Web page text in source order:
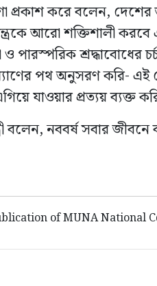
প্রকাশ করে বলেন, দেশের
আরো শক্তিশালী
ও পারস্পরিক শ্রদ্ধাবোধের
পথ অনুসরণ করি- এই
যাওয়ার প্রত্যয় ব্যক্ত
বলেন, নববর্ষ সবার
of MUNA National